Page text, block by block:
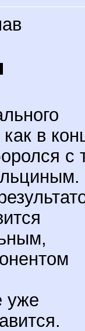
в
с
уже